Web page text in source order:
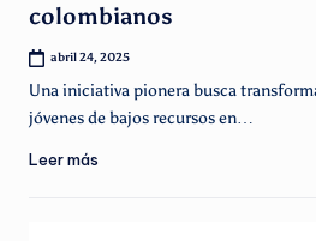
colombianos
abril 24, 2025
Una iniciativa pionera busca
jóvenes de bajos recursos en…
Leer más